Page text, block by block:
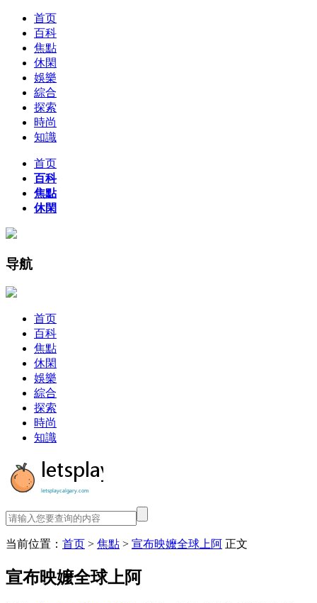
首页
百科
焦點
休閑
娛樂
綜合
探索
時尚
知識
首页
百科
焦點
休閑
导航
首页
百科
焦點
休閑
娛樂
綜合
探索
時尚
知識
当前位置： 首页 > 焦點 > 宣布映嬤全球上阿 正文
宣布映嬤全球上阿